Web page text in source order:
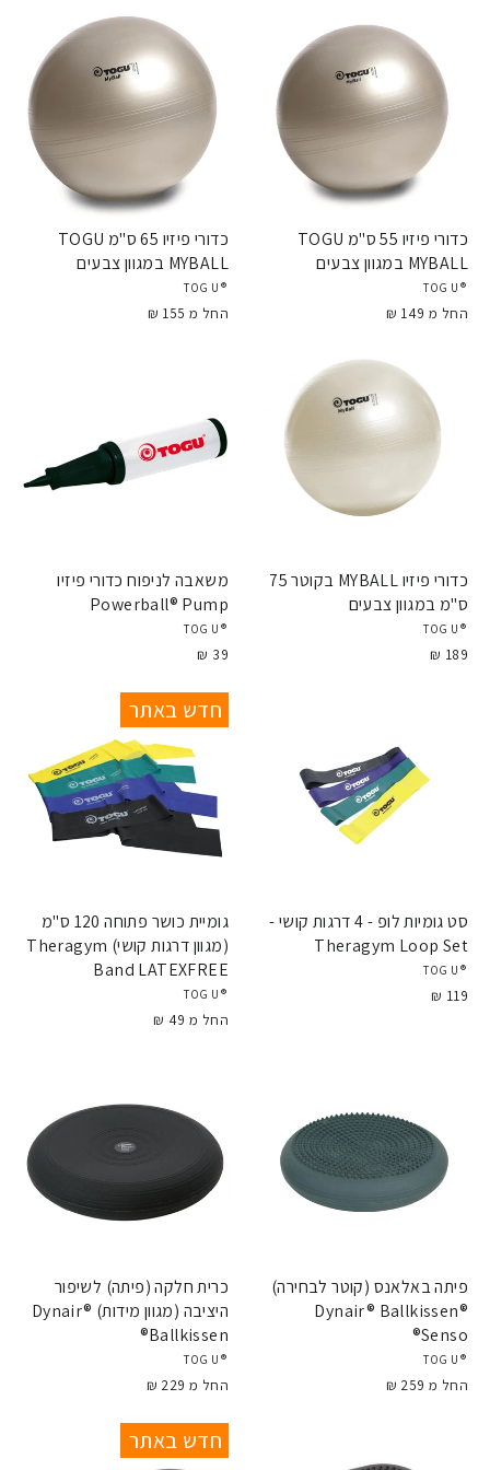
TOGU ממשיכה לפתח פתרונות חדשניים המיועדים לאנשים
בכל הגילאים ובכל הרמות, החל מילדים ועד ספורטאים
מקצועיים, במטרה לשפר את איכות החיים של כולם דרך
תנועה.
כדורי פיזיו 55 ס"מ TOGU
MYBALL במגוון צבעים
®TOGU
החל מ 149 ₪
כדורי פיזיו 65 ס"מ TOGU
MYBALL במגוון צבעים
®TOGU
החל מ 155 ₪
כדורי פיזיו MYBALL בקוטר 75
ס"מ במגוון צבעים
®TOGU
189 ₪
משאבה לניפוח כדורי פיזיו
Powerball® Pump
®TOGU
39 ₪
סט גומיות לופ - 4 דרגות קושי -
Theragym Loop Set
®TOGU
119 ₪
חדש באתר
גומיית כושר פתוחה 120 ס"מ
(מגוון דרגות קושי) Theragym
Band LATEXFREE
®TOGU
החל מ 49 ₪
פיתה באלאנס (קוטר לבחירה)
Dynair® Ballkissen®
Senso®
®TOGU
החל מ 259 ₪
כרית חלקה (פיתה) לשיפור
היציבה (מגוון מידות) Dynair®
Ballkissen®
®TOGU
החל מ 229 ₪
חדש באתר